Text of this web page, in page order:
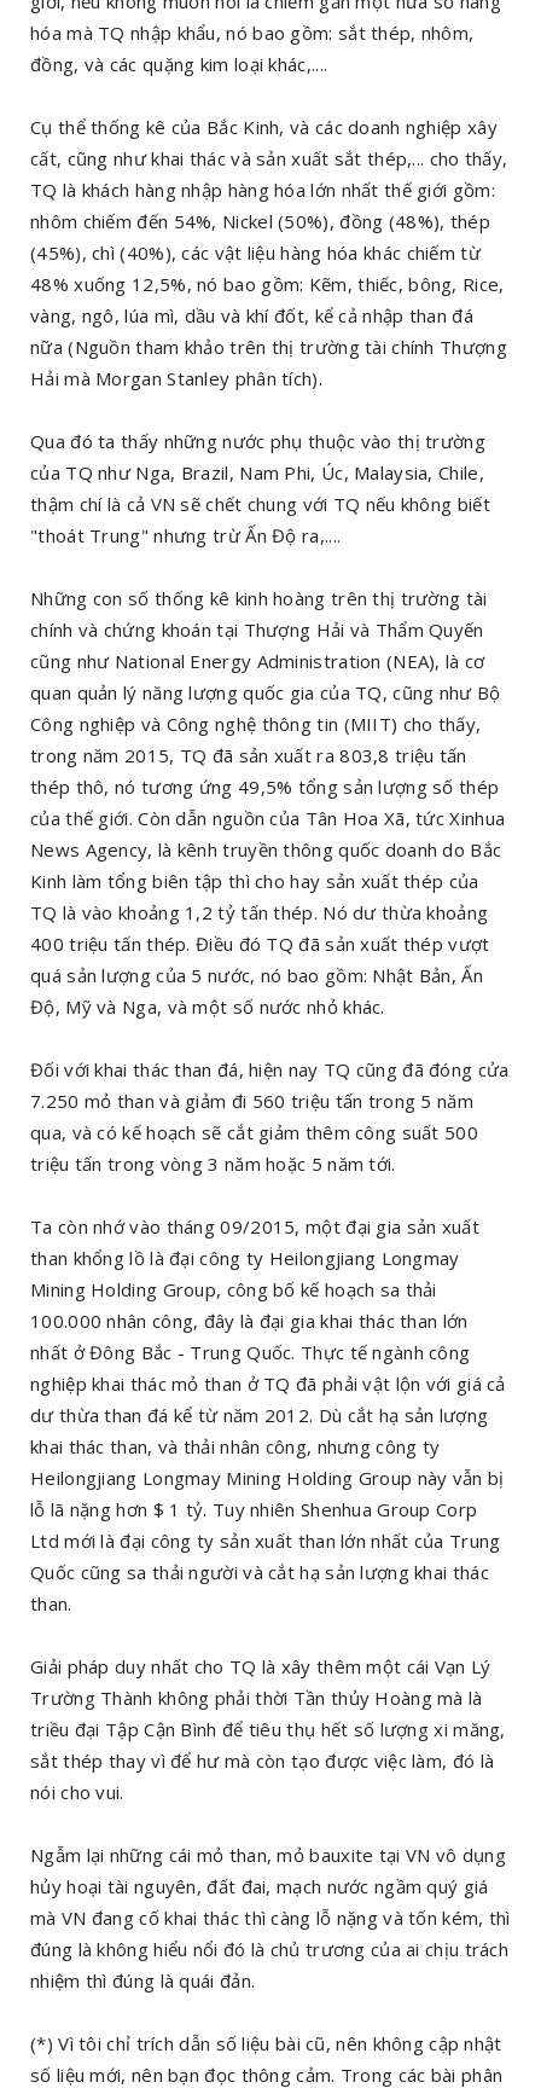
hóa mà TQ nhập khẩu, nó bao gồm: sắt thép, nhôm,
đồng, và các quặng kim loại khác,....
Cụ thể thống kê của Bắc Kinh, và các doanh nghiệp xây
cất, cũng như khai thác và sản xuất sắt thép,... cho thấy,
TQ là khách hàng nhập hàng hóa lớn nhất thế giới gồm:
nhôm chiếm đến 54%, Nickel (50%), đồng (48%), thép
(45%), chì (40%), các vật liệu hàng hóa khác chiếm từ
48% xuống 12,5%, nó bao gồm: Kẽm, thiếc, bông, Rice,
vàng, ngô, lúa mì, dầu và khí đốt, kể cả nhập than đá
nữa (Nguồn tham khảo trên thị trường tài chính Thượng
Hải mà Morgan Stanley phân tích).
Qua đó ta thấy những nước phụ thuộc vào thị trường
của TQ như Nga, Brazil, Nam Phi, Úc, Malaysia, Chile,
thậm chí là cả VN sẽ chết chung với TQ nếu không biết
"thoát Trung" nhưng trừ Ấn Độ ra,....
Những con số thống kê kinh hoàng trên thị trường tài
chính và chứng khoán tại Thượng Hải và Thẩm Quyến
cũng như National Energy Administration (NEA), là cơ
quan quản lý năng lượng quốc gia của TQ, cũng như Bộ
Công nghiệp và Công nghệ thông tin (MIIT) cho thấy,
trong năm 2015, TQ đã sản xuất ra 803,8 triệu tấn
thép thô, nó tương ứng 49,5% tổng sản lượng số thép
của thế giới. Còn dẫn nguồn của Tân Hoa Xã, tức Xinhua
News Agency, là kênh truyền thông quốc doanh do Bắc
Kinh làm tổng biên tập thì cho hay sản xuất thép của
TQ là vào khoảng 1,2 tỷ tấn thép. Nó dư thừa khoảng
400 triệu tấn thép. Điều đó TQ đã sản xuất thép vượt
quá sản lượng của 5 nước, nó bao gồm: Nhật Bản, Ấn
Độ, Mỹ và Nga, và một số nước nhỏ khác.
Đối với khai thác than đá, hiện nay TQ cũng đã đóng cửa
7.250 mỏ than và giảm đi 560 triệu tấn trong 5 năm
qua, và có kế hoạch sẽ cắt giảm thêm công suất 500
triệu tấn trong vòng 3 năm hoặc 5 năm tới.
Ta còn nhớ vào tháng 09/2015, một đại gia sản xuất
than khổng lồ là đại công ty Heilongjiang Longmay
Mining Holding Group, công bố kế hoạch sa thải
100.000 nhân công, đây là đại gia khai thác than lớn
nhất ở Đông Bắc - Trung Quốc. Thực tế ngành công
nghiệp khai thác mỏ than ở TQ đã phải vật lộn với giá cả
dư thừa than đá kể từ năm 2012. Dù cắt hạ sản lượng
khai thác than, và thải nhân công, nhưng công ty
Heilongjiang Longmay Mining Holding Group này vẫn bị
lỗ lã nặng hơn $ 1 tỷ. Tuy nhiên Shenhua Group Corp
Ltd mới là đại công ty sản xuất than lớn nhất của Trung
Quốc cũng sa thải người và cắt hạ sản lượng khai thác
than.
Giải pháp duy nhất cho TQ là xây thêm một cái Vạn Lý
Trường Thành không phải thời Tần thủy Hoàng mà là
triều đại Tập Cận Bình để tiêu thụ hết số lượng xi măng,
sắt thép thay vì để hư mà còn tạo được việc làm, đó là
nói cho vui.
Ngẫm lại những cái mỏ than, mỏ bauxite tại VN vô dụng
hủy hoại tài nguyên, đất đai, mạch nước ngầm quý giá
mà VN đang cố khai thác thì càng lỗ nặng và tốn kém, thì
đúng là không hiểu nổi đó là chủ trương của ai chịu trách
nhiệm thì đúng là quái đản.
(*) Vì tôi chỉ trích dẫn số liệu bài cũ, nên không cập nhật
số liệu mới, nên bạn đọc thông cảm. Trong các bài phân